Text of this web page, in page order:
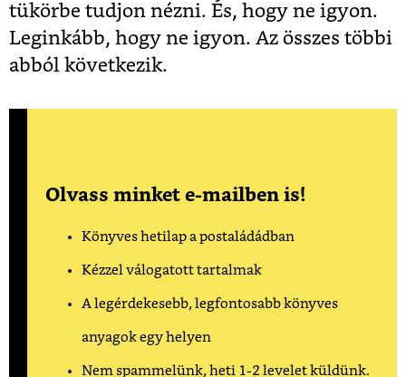
tükörbe tudjon nézni. És, hogy ne igyon.
Leginkább, hogy ne igyon. Az összes többi
abból következik.
Olvass minket e-mailben is!
Könyves hetilap a postaládádban
Kézzel válogatott tartalmak
A legérdekesebb, legfontosabb könyves
anyagok egy helyen
Nem spammelünk, heti 1-2 levelet küldünk.